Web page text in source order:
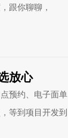
跟你聊聊，
放心
预约、电子面单
等到项目开发到